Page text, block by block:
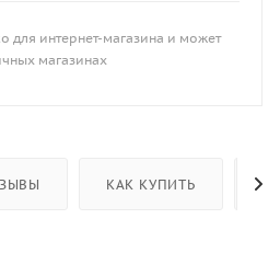
для интернет-магазина и может
магазинах
КАК КУПИТЬ